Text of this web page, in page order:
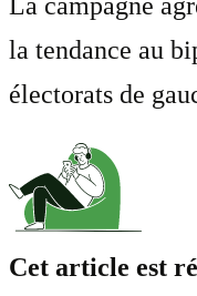
La campagne
la tendance au
électorats de
Cet article est